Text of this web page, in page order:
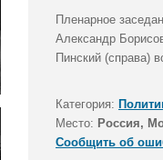
Пленарное
Александр
Пинский (справа)
Категория:
Место: Россия,
Сообщить об